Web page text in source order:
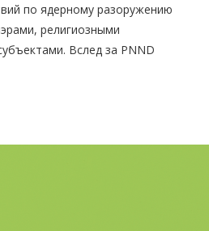
по ядерному разоружению
религиозными
Вслед за PNND